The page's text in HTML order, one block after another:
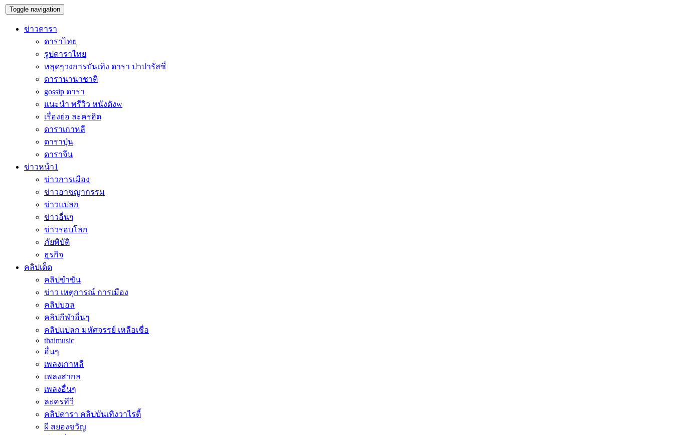
Toggle navigation
ข่าวดารา
ดาราไทย
รูปดาราไทย
หลุดๆวงการบันเทิง ดารา ปาปารัสซี่
ดารานานาชาติ
gossip ดารา
แนะนำ พรีวิว หนังดังw
เรื่องย่อ ละครฮิต
ดาราเกาหลี
ดาราปุ่น
ดาราจีน
ข่าวหน้า1
ข่าวการเมือง
ข่าวอาชญากรรม
ข่าวแปลก
ข่าวอื่นๆ
ข่าวรอบโลก
ภัยพิบัติ
ธุรกิจ
คลิปเด็ด
คลิปขำขัน
ข่าว เหตุการณ์ การเมือง
คลิปบอล
คลิปกีฬาอื่นๆ
คลิปแปลก มหัศจรรย์ เหลือเชื่อ
thaimusic
อื่นๆ
เพลงเกาหลี
เพลงสากล
เพลงอื่นๆ
ละครทีวี
คลิปดารา คลิปบันเทิงวาไรตี้
ผี สยองขวัญ